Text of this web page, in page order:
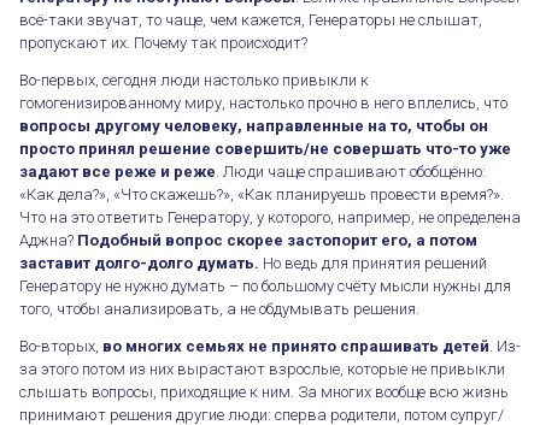
всё-таки звучат, то чаще, чем кажется, Генераторы не слышат,
пропускают их. Почему так происходит?
Во-первых, сегодня люди настолько привыкли к
гомогенизированному миру, настолько прочно в него вплелись, что
вопросы другому человеку, направленные на то, чтобы он
просто принял решение совершить/не совершать что-то уже
задают все реже и реже . Люди чаще спрашивают обобщённо:
«Как дела?», «Что скажешь?», «Как планируешь провести время?».
Что на это ответить Генератору, у которого, например, не определена
Аджна? Подобный вопрос скорее застопорит его, а потом
заставит долго-долго думать. Но ведь для принятия решений
Генератору не нужно думать – по большому счёту мысли нужны для
того, чтобы анализировать, а не обдумывать решения.
Во-вторых, во многих семьях не принято спрашивать детей . Из-
за этого потом из них вырастают взрослые, которые не привыкли
слышать вопросы, приходящие к ним. За многих вообще всю жизнь
принимают решения другие люди: сперва родители, потом супруг/